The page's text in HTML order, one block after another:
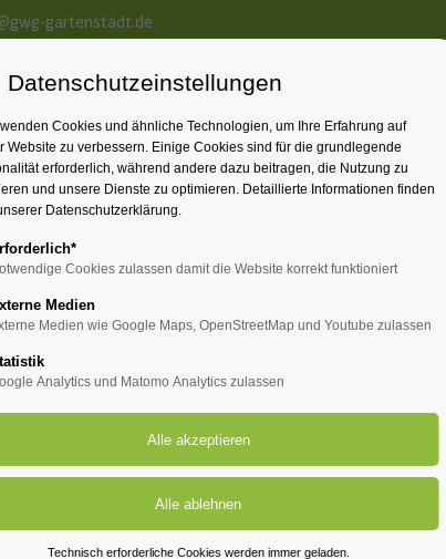
gartenstadt.de
DIE GENOSSENSCHAFT WOHNUNGSANGEBOTE
Datenschutzeinstellungen
Cookies und ähnliche Technologien, um Ihre Erfahrung auf
Website zu verbessern. Einige Cookies sind für die grundlegende
erforderlich, während andere dazu beitragen, die Nutzung zu
und unsere Dienste zu optimieren. Detaillierte Informationen finden
Datenschutzerklärung.
Cookies zulassen damit die Website korrekt funktioniert
Medien
Medien wie Google Maps, OpenStreetMap und Youtube zulassen
Analytics und Matomo Analytics zulassen
Technisch erforderliche Cookies werden immer geladen.